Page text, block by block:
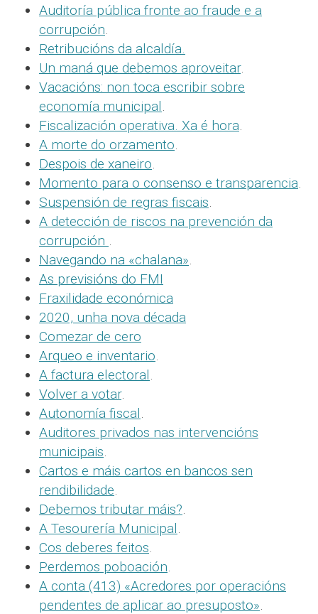
Auditoría pública fronte ao fraude e a
corrupción.
Retribucións da alcaldía.
Un maná que debemos aproveitar.
Vacacións: non toca escribir sobre
economía municipal.
Fiscalización operativa. Xa é hora.
A morte do orzamento.
Despois de xaneiro.
Momento para o consenso e transparencia.
Suspensión de regras fiscais.
A detección de riscos na prevención da
corrupción .
Navegando na «chalana».
As previsións do FMI
Fraxilidade económica
2020, unha nova década
Comezar de cero
Arqueo e inventario.
A factura electoral.
Volver a votar.
Autonomía fiscal.
Auditores privados nas intervencións
municipais.
Cartos e máis cartos en bancos sen
rendibilidade.
Debemos tributar máis?.
A Tesourería Municipal.
Cos deberes feitos.
Perdemos poboación.
A conta (413) «Acredores por operacións
pendentes de aplicar ao presuposto».